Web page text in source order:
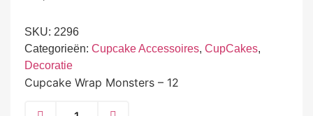
SKU: 2296
Categorieën: Cupcake Accessoires, CupCakes,
Decoratie
Cupcake Wrap Monsters – 12